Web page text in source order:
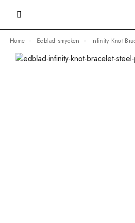
Home Edblad smycken Infinity Knot